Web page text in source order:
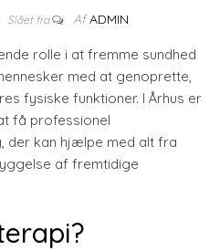
Slået fra Af ADMIN
rolle i at fremme sundhed
med at genoprette,
fysiske funktioner. I Århus er
få professionel
der kan hjælpe med alt fra
af fremtidige